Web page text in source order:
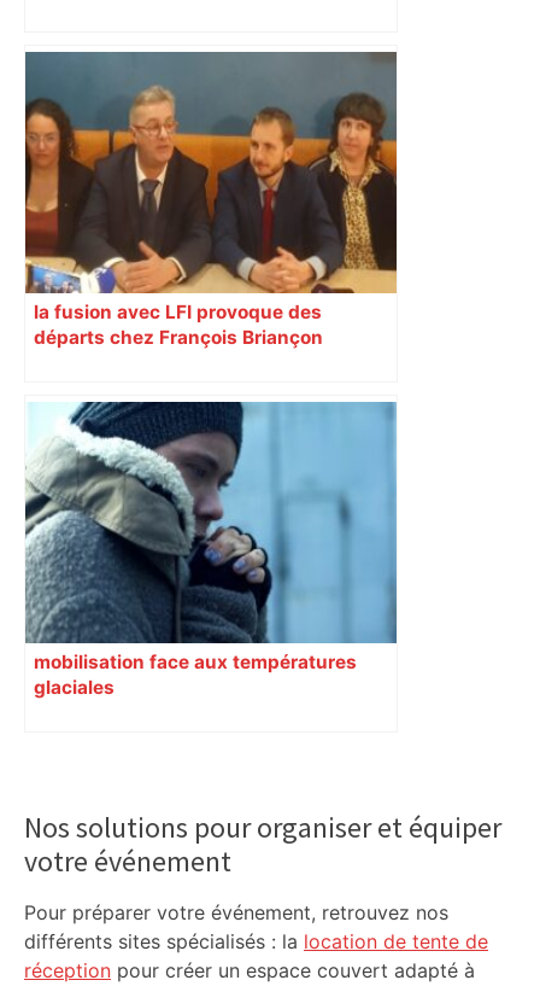
la fusion avec LFI provoque des
départs chez François Briançon
mobilisation face aux températures
glaciales
Sidebar
Nos solutions pour organiser et équiper
votre événement
Pour préparer votre événement, retrouvez nos
différents sites spécialisés : la location de tente de
réception pour créer un espace couvert adapté à